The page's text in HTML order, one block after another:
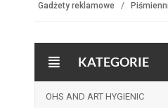
Gadżety reklamowe
KATEGORIE
OHS AND ART HYGIENIC